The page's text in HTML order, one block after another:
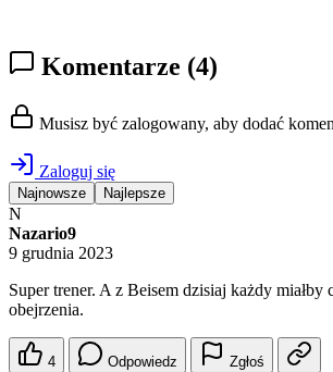
Komentarze (4)
Musisz być zalogowany, aby dodać
Zaloguj się
Najnowsze Najlepsze
N
Nazario9
9 grudnia 2023
Super trener. A z Beisem dzisiaj każdy
obejrzenia.
4 Odpowiedz Zgłoś